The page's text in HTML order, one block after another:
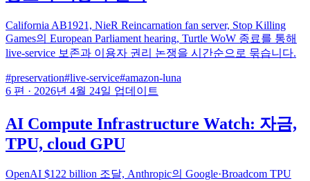
California AB1921, NieR Reincarnation fan server, Stop Killing
Games의 European Parliament hearing, Turtle WoW 종료를 통해
live-service 보존과 이용자 권리 논쟁을 시간순으로 묶습니다.
#preservation#live-service#amazon-luna
6 편 · 2026년 4월 24일 업데이트
AI Compute Infrastructure Watch: 자금,
TPU, cloud GPU
OpenAI $122 billion 조달, Anthropic의 Google·Broadcom TPU